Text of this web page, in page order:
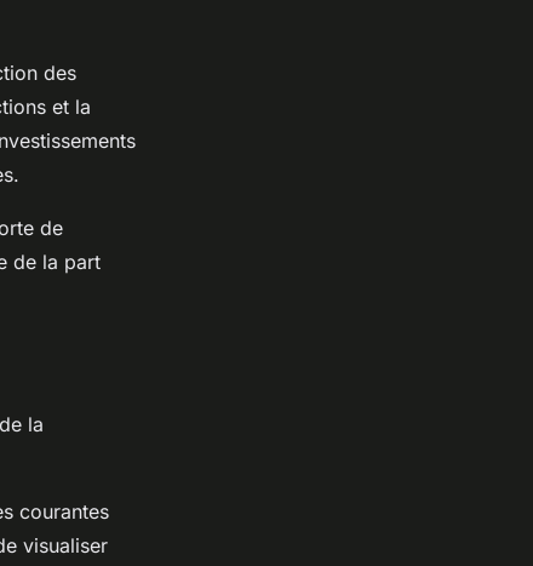
des
et la
de
de la part
la
courantes
visualiser